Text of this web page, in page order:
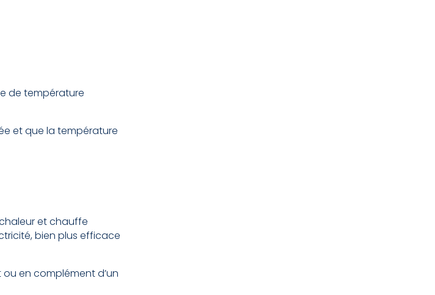
de température
et que la température
et chauffe
bien plus efficace
en complément d’un